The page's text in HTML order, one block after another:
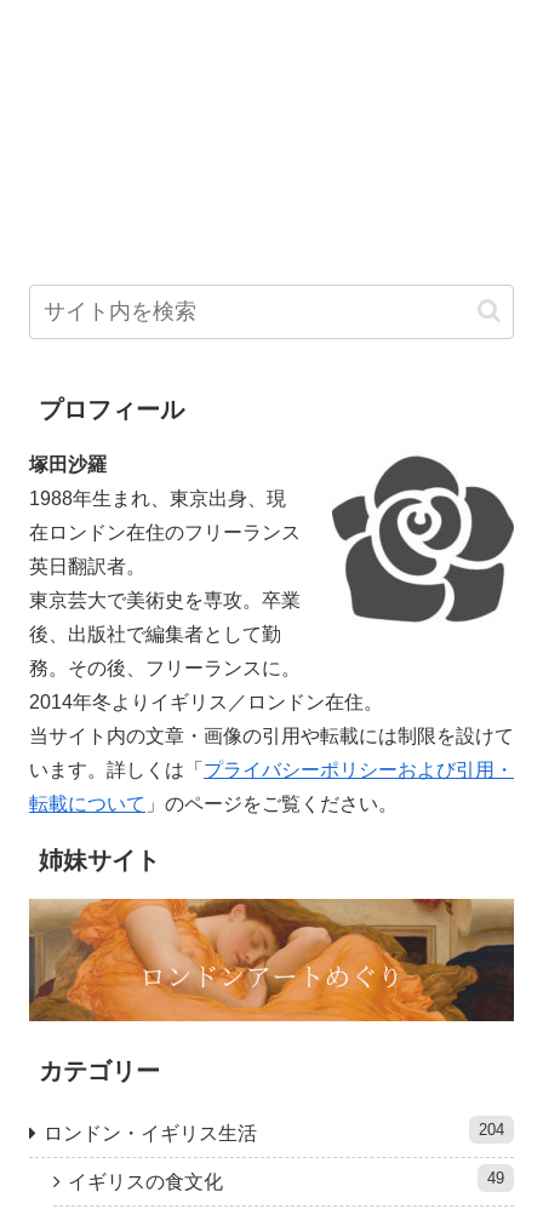
プロフィール
塚田沙羅
1988年生まれ、東京出身、現
在ロンドン在住のフリーランス
英日翻訳者。
東京芸大で美術史を専攻。卒業
後、出版社で編集者として勤
務。その後、フリーランスに。
2014年冬よりイギリス／ロンドン在住。
当サイト内の文章・画像の引用や転載には制限を設けて
います。詳しくは「 プライバシーポリシーおよび引用・
転載について 」のページをご覧ください。
姉妹サイト
カテゴリー
ロンドン・イギリス生活 204
イギリスの食文化 49